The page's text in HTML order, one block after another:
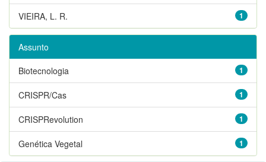
1
VIEIRA, L. R.
Assunto
1
Biotecnologia
1
CRISPR/Cas
1
CRISPRevolution
1
Genética Vegetal